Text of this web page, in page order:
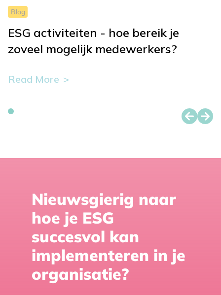
Blog
ESG activiteiten - hoe bereik je
zoveel mogelijk medewerkers?
Read More
This
is
about
selected
Nieuwsgierig naar
hoe je ESG
succesvol kan
implementeren in je
organisatie?